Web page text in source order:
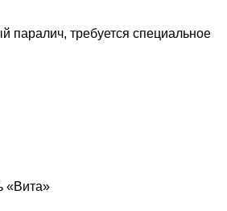
паралич, требуется специальное
«Вита»